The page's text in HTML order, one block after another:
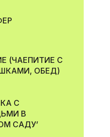
(ЧАЕПИТИЕ С
ОБЕД)
С
В
САДУ’